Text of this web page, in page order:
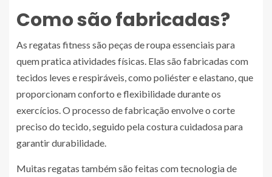
Como são fabricadas?
As regatas fitness são peças de roupa essenciais para
quem pratica atividades físicas. Elas são fabricadas com
tecidos leves e respiráveis, como poliéster e elastano, que
proporcionam conforto e flexibilidade durante os
exercícios. O processo de fabricação envolve o corte
preciso do tecido, seguido pela costura cuidadosa para
garantir durabilidade.
Muitas regatas também são feitas com tecnologia de